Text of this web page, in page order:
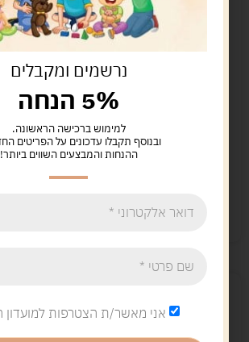
מנגן – כחול
189.00 ש"ח
המלאי אזל
נרשמים ומקבלים
5% הנחה
למימוש ברכישה הראשונה.
ובנוסף תקבלו עדכונים על הפריטים
ההנחות והמבצעים השווים ביותר!
אני מאשר/ת הצטרפות למועדון